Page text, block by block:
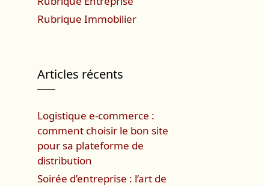
Rubrique Immobilier
Articles récents
Logistique e-commerce :
comment choisir le bon site
pour sa plateforme de
distribution
Soirée d’entreprise : l’art de